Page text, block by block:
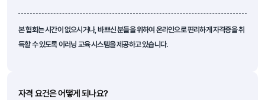
본 협회는 시간이 없으시거나, 바쁘신 분들을 위하여 온라인으로 편리하게 자격증을 취
득할 수 있도록 이러닝 교육 시스템을 제공하고 있습니다.
자격 요건은 어떻게 되나요?